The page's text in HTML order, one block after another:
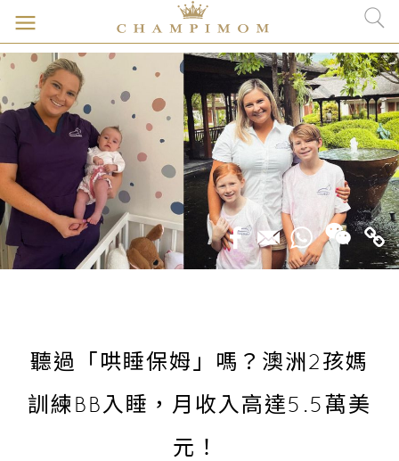
聽過「哄睡保姆」嗎？澳洲2孩媽
訓練BB入睡，月收入高達5.5萬美
元！